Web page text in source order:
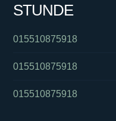
STUNDE
015510875918
015510875918
015510875918